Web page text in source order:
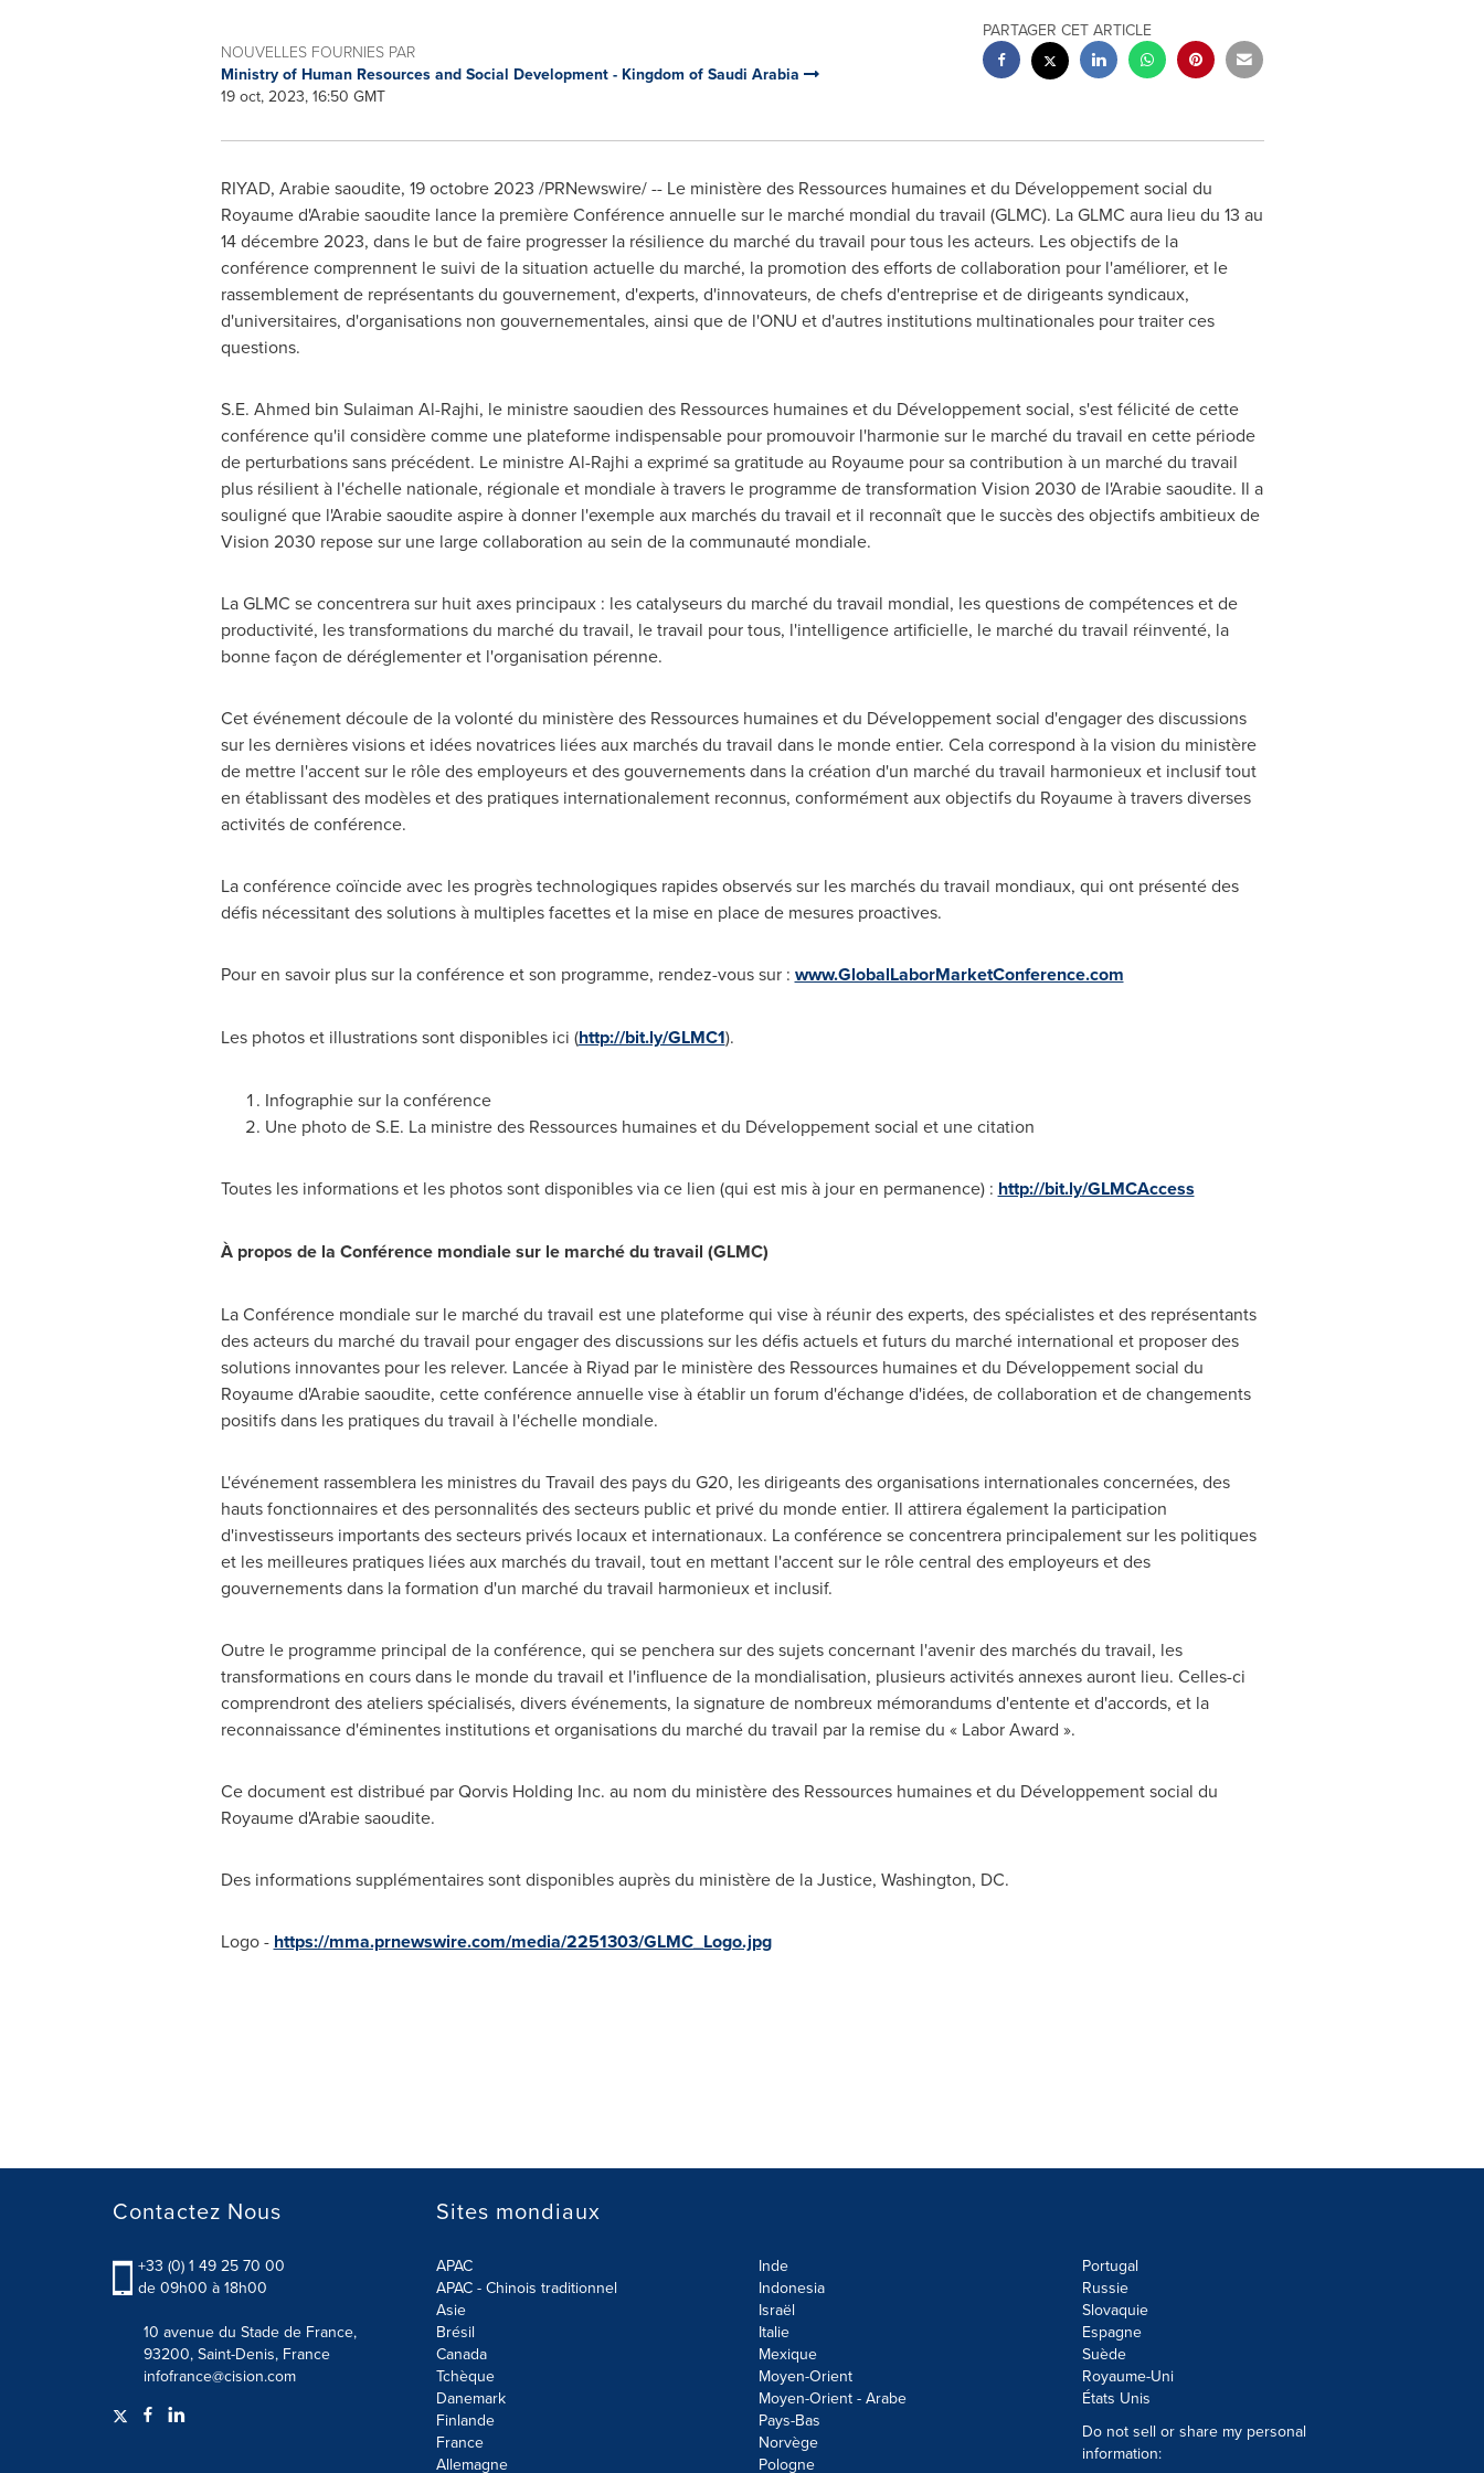
NOUVELLES FOURNIES PAR
Ministry of Human Resources and Social Development - Kingdom of Saudi Arabia
19 oct, 2023, 16:50 GMT
PARTAGER CET ARTICLE
RIYAD, Arabie saoudite, 19 octobre 2023 /PRNewswire/ -- Le ministère des Ressources humaines et du Développement social du
Royaume d'Arabie saoudite lance la première Conférence annuelle sur le marché mondial du travail (GLMC). La GLMC aura lieu du 13 au
14 décembre 2023, dans le but de faire progresser la résilience du marché du travail pour tous les acteurs. Les objectifs de la
conférence comprennent le suivi de la situation actuelle du marché, la promotion des efforts de collaboration pour l'améliorer, et le
rassemblement de représentants du gouvernement, d'experts, d'innovateurs, de chefs d'entreprise et de dirigeants syndicaux,
d'universitaires, d'organisations non gouvernementales, ainsi que de l'ONU et d'autres institutions multinationales pour traiter ces
questions.
S.E. Ahmed bin Sulaiman Al-Rajhi, le ministre saoudien des Ressources humaines et du Développement social, s'est félicité de cette
conférence qu'il considère comme une plateforme indispensable pour promouvoir l'harmonie sur le marché du travail en cette période
de perturbations sans précédent. Le ministre Al-Rajhi a exprimé sa gratitude au Royaume pour sa contribution à un marché du travail
plus résilient à l'échelle nationale, régionale et mondiale à travers le programme de transformation Vision 2030 de l'Arabie saoudite. Il a
souligné que l'Arabie saoudite aspire à donner l'exemple aux marchés du travail et il reconnaît que le succès des objectifs ambitieux de
Vision 2030 repose sur une large collaboration au sein de la communauté mondiale.
La GLMC se concentrera sur huit axes principaux : les catalyseurs du marché du travail mondial, les questions de compétences et de
productivité, les transformations du marché du travail, le travail pour tous, l'intelligence artificielle, le marché du travail réinventé, la
bonne façon de déréglementer et l'organisation pérenne.
Cet événement découle de la volonté du ministère des Ressources humaines et du Développement social d'engager des discussions
sur les dernières visions et idées novatrices liées aux marchés du travail dans le monde entier. Cela correspond à la vision du ministère
de mettre l'accent sur le rôle des employeurs et des gouvernements dans la création d'un marché du travail harmonieux et inclusif tout
en établissant des modèles et des pratiques internationalement reconnus, conformément aux objectifs du Royaume à travers diverses
activités de conférence.
La conférence coïncide avec les progrès technologiques rapides observés sur les marchés du travail mondiaux, qui ont présenté des
défis nécessitant des solutions à multiples facettes et la mise en place de mesures proactives.
Pour en savoir plus sur la conférence et son programme, rendez-vous sur : www.GlobalLaborMarketConference.com
Les photos et illustrations sont disponibles ici (http://bit.ly/GLMC1).
Infographie sur la conférence
Une photo de S.E. La ministre des Ressources humaines et du Développement social et une citation
Toutes les informations et les photos sont disponibles via ce lien (qui est mis à jour en permanence) : http://bit.ly/GLMCAccess
À propos de la Conférence mondiale sur le marché du travail (GLMC)
La Conférence mondiale sur le marché du travail est une plateforme qui vise à réunir des experts, des spécialistes et des représentants
des acteurs du marché du travail pour engager des discussions sur les défis actuels et futurs du marché international et proposer des
solutions innovantes pour les relever. Lancée à Riyad par le ministère des Ressources humaines et du Développement social du
Royaume d'Arabie saoudite, cette conférence annuelle vise à établir un forum d'échange d'idées, de collaboration et de changements
positifs dans les pratiques du travail à l'échelle mondiale.
L'événement rassemblera les ministres du Travail des pays du G20, les dirigeants des organisations internationales concernées, des
hauts fonctionnaires et des personnalités des secteurs public et privé du monde entier. Il attirera également la participation
d'investisseurs importants des secteurs privés locaux et internationaux. La conférence se concentrera principalement sur les politiques
et les meilleures pratiques liées aux marchés du travail, tout en mettant l'accent sur le rôle central des employeurs et des
gouvernements dans la formation d'un marché du travail harmonieux et inclusif.
Outre le programme principal de la conférence, qui se penchera sur des sujets concernant l'avenir des marchés du travail, les
transformations en cours dans le monde du travail et l'influence de la mondialisation, plusieurs activités annexes auront lieu. Celles-ci
comprendront des ateliers spécialisés, divers événements, la signature de nombreux mémorandums d'entente et d'accords, et la
reconnaissance d'éminentes institutions et organisations du marché du travail par la remise du « Labor Award ».
Ce document est distribué par Qorvis Holding Inc. au nom du ministère des Ressources humaines et du Développement social du
Royaume d'Arabie saoudite.
Des informations supplémentaires sont disponibles auprès du ministère de la Justice, Washington, DC.
Logo - https://mma.prnewswire.com/media/2251303/GLMC_Logo.jpg
Contactez Nous
+33 (0) 1 49 25 70 00
de 09h00 à 18h00
10 avenue du Stade de France,
93200, Saint-Denis, France
infofrance@cision.com
Sites mondiaux
APAC
APAC - Chinois traditionnel
Asie
Brésil
Canada
Tchèque
Danemark
Finlande
France
Allemagne
Inde
Indonesia
Israël
Italie
Mexique
Moyen-Orient
Moyen-Orient - Arabe
Pays-Bas
Norvège
Pologne
Portugal
Russie
Slovaquie
Espagne
Suède
Royaume-Uni
États Unis
Do not sell or share my personal
information: